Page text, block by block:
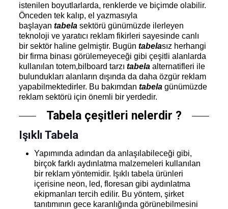
istenilen boyutlarlarda, renklerde ve biçimde olabilir.
Önceden tek kalıp, el yazmasıyla
başlayan tabelasektörü günümüzde ilerleyen
teknoloji ve yaratıcı reklam fikirleri sayesinde canlı
bir sektör haline gelmiştir. Bugün tabelasız herhangi
bir firma binası görülemeyeceği gibi çeşitli alanlarda
kullanılan totem,bilboard tarzı tabelaalternatifleri ile
bulundukları alanların dışında da daha özgür reklam
yapabilmektedirler. Bu bakımdan tabelagünümüzde
reklam sektörü için önemli bir yerdedir.
Tabela çeşitleri nelerdir ?
Işıklı Tabela
Yapımında adından da anlaşılabileceği gibi,
birçok farklı aydınlatma malzemeleri kullanılan
bir reklam yöntemidir. Işıklı tabela ürünleri
içerisine neon, led, floresan gibi aydınlatma
ekipmanları tercih edilir. Bu yöntem, şirket
tanıtımının gece karanlığında görünebilmesini